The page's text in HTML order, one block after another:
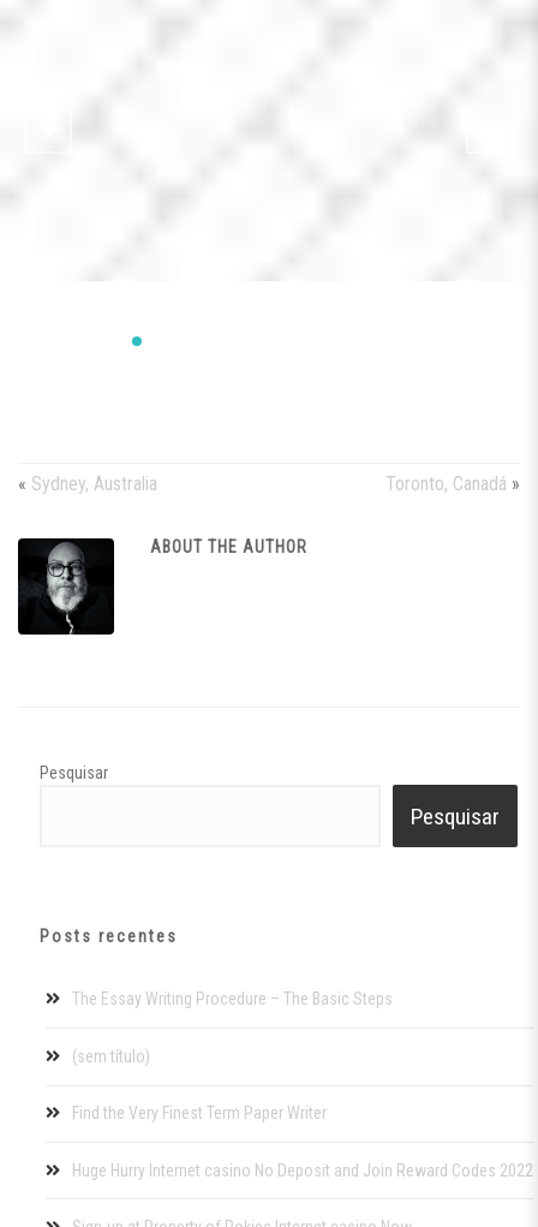
« Sydney, Australia Toronto, Canadá »
ABOUT THE AUTHOR
Pesquisar
Pesquisar
Posts recentes
The Essay Writing Procedure – The Basic Steps
(sem título)
Find the Very Finest Term Paper Writer
Huge Hurry Internet casino No Deposit and Join Reward Codes 2022